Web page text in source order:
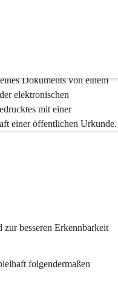
Dokuments von einem
elektronischen
mit einer
einer öffentlichen Urkunde.
besseren Erkennbarkeit
folgendermaßen